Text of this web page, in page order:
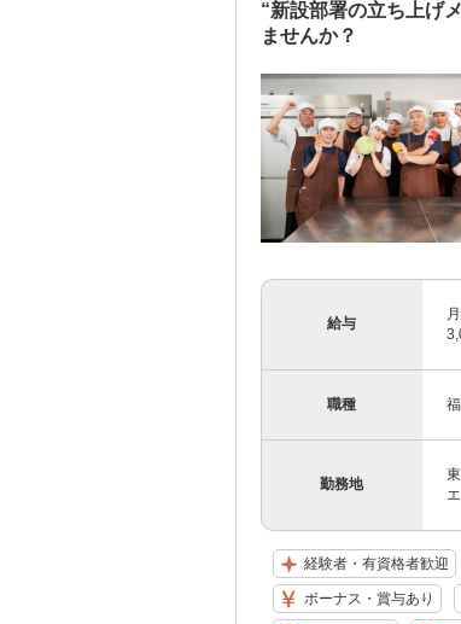
“新設部署の立ち上げ
ませんか？
給与
職種
勤務地
経験者・有資格者歓迎
ボーナス・賞与あり